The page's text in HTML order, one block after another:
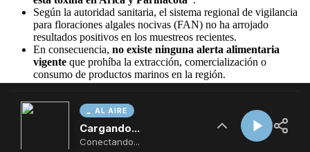
AL AIRE
Cargando...
Conectando...